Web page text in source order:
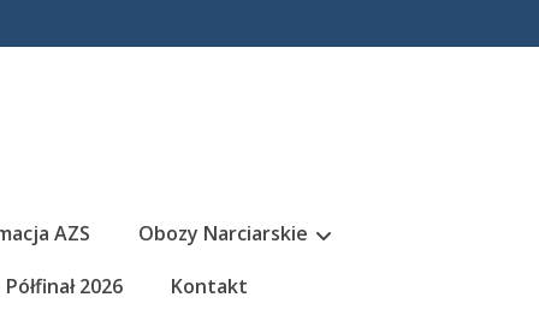
AZS
Obozy Narciarskie
2026 Kontakt